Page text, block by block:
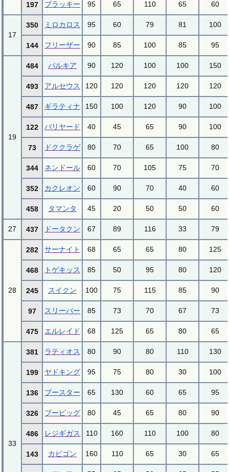
197 ブラッキー 95 65 110 65 60
17
350 ミロカロス 95 60 79 81 100
144 フリーザー 90 85 100 85 95
19
484 パルキア 90 120 100 100 150
493 アルセウス 120 120 120 120 120
487 ギラティナ 150 100 120 90 100
122 バリヤード 40 45 65 90 100
73 ドククラゲ 80 70 65 100 80
344 ネンドール 60 70 105 75 70
352 カクレオン 60 90 70 40 60
458 タマンタ 45 20 50 50 60
27 437 ドータクン 67 89 116 33 79
28
282 サーナイト 68 65 65 80 125
468 トゲキッス 85 50 95 80 120
245 スイクン 100 75 115 85 90
97 スリーパー 85 73 70 67 73
475 エルレイド 68 125 65 80 65
33
381 ラティオス 80 90 80 110 130
199 ヤドキング 95 75 80 30 100
136 ブースター 65 130 60 65 95
326 ブーピッグ 80 45 65 80 90
486 レジギガス 110 160 110 100 80
143 カビゴン 160 110 65 30 65